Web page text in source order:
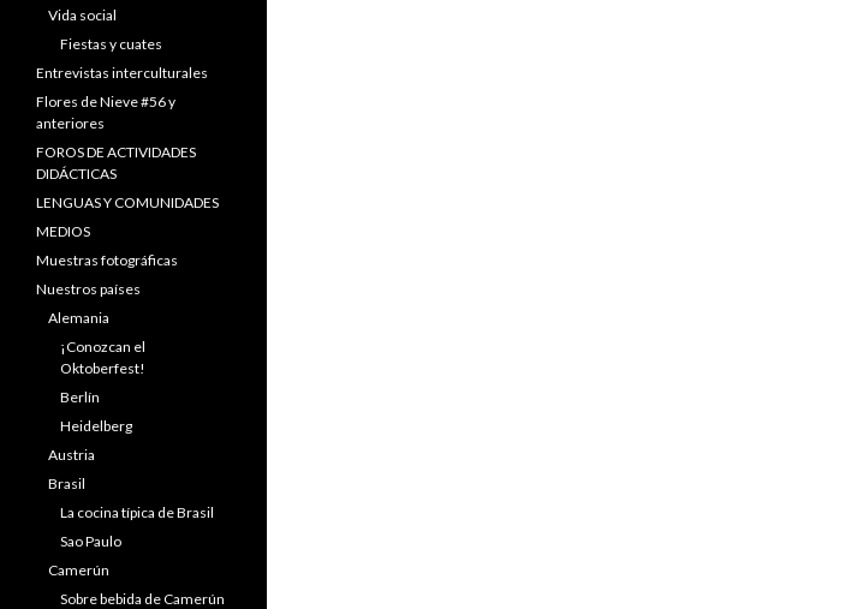
Vida social
Fiestas y cuates
Entrevistas interculturales
Flores de Nieve #56 y
anteriores
FOROS DE ACTIVIDADES
DIDÁCTICAS
LENGUAS Y COMUNIDADES
MEDIOS
Muestras fotográficas
Nuestros países
Alemania
¡Conozcan el
Oktoberfest!
Berlín
Heidelberg
Austria
Brasil
La cocina típica de Brasil
Sao Paulo
Camerún
Sobre bebida de Camerún